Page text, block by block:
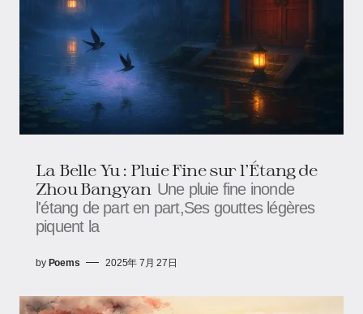
La Belle Yu : Pluie Fine sur l'Étang​ de
Zhou Bangyan Une pluie fine inonde
l'étang de part en part,Ses gouttes légères
piquent la
by Poems 2025年 7月 27日